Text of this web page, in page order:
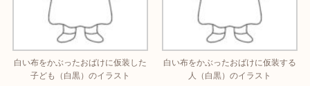
白い布をかぶったおばけに仮装した
子ども（白黒）のイラスト
白い布をかぶったおばけに仮装する
人（白黒）のイラスト